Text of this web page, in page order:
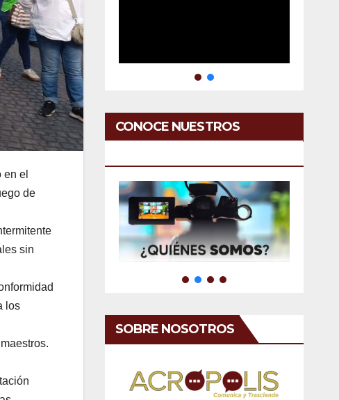
el
de
sin
los
CONOCE NUESTROS
SOBRE NOSOTROS